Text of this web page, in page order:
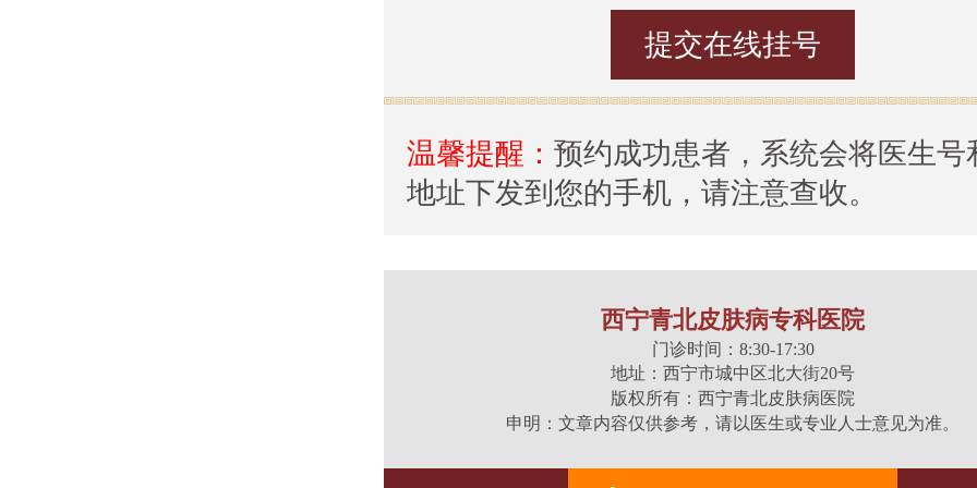
温馨提醒：预约成功患者，系统会将医生号
地址下发到您的手机，请注意查收。
西宁青北皮肤病专科医院
门诊时间：8:30-17:30
地址：西宁市城中区北大街20号
版权所有：西宁青北皮肤病医院
申明：文章内容仅供参考，请以医生或专业人士意见为准。